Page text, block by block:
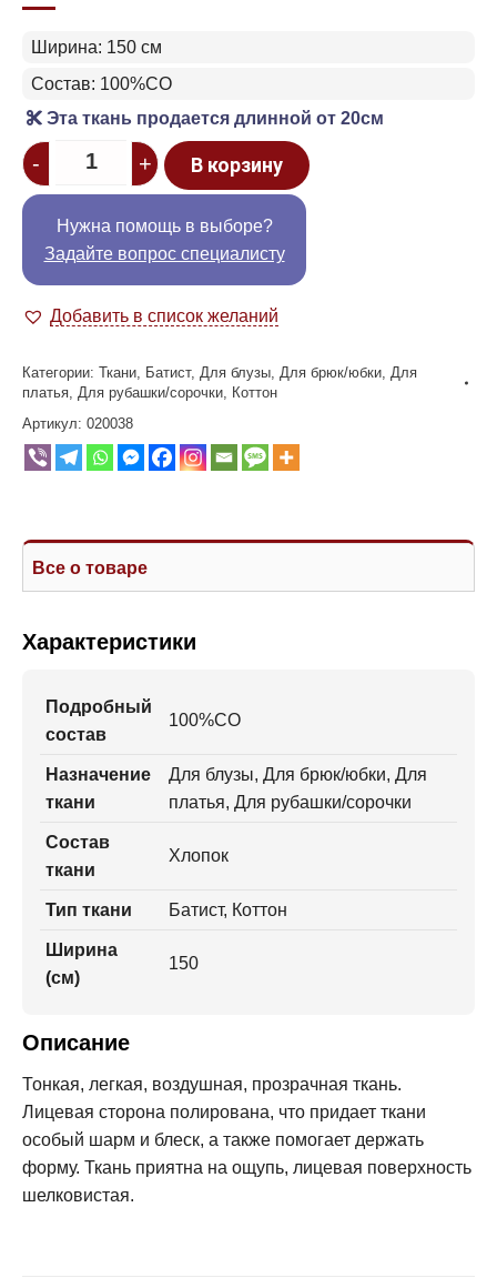
Ширина: 150 см
Состав: 100%CO
Эта ткань продается длинной от 20см
Quantity
- + В корзину
Нужна помощь в выборе?
Задайте вопрос специалисту
Добавить в список желаний
Категории: Ткани Батист, Для блузы Для брюк/юбки Для
платья Для рубашки/сорочки Коттон
Артикул: 020038
Все о товаре
Характеристики
Подробный
состав
100%CO
Назначение
ткани
Для блузы, Для брюк/юбки, Для
платья, Для рубашки/сорочки
Состав
ткани
Хлопок
Тип ткани Батист, Коттон
Ширина
(см)
150
Описание
Тонкая, легкая, воздушная, прозрачная ткань.
Лицевая сторона полирована, что придает ткани
особый шарм и блеск, а также помогает держать
форму. Ткань приятна на ощупь, лицевая поверхность
шелковистая.